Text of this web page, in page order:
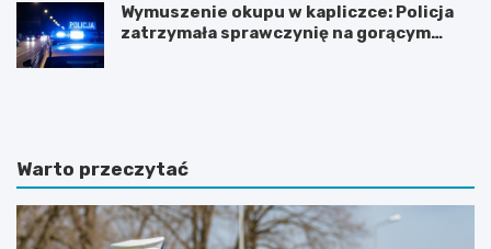
Wymuszenie okupu w kapliczce: Policja
zatrzymała sprawczynię na gorącym
Z
n
y
w
z
Z
s
k
o
t
Warto przeczytać